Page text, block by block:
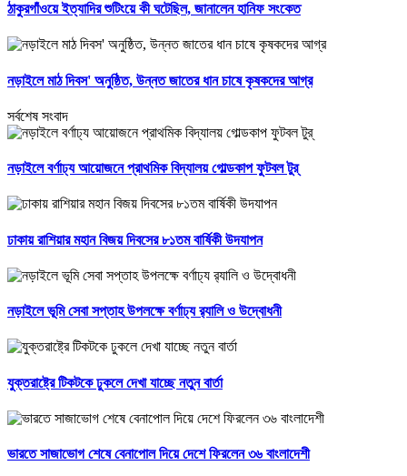
ঠাকুরগাঁওয়ে ইত্যাদির শুটিংয়ে কী ঘটেছিল, জানালেন হানিফ সংকেত
নড়াইলে মাঠ দিবস' অনুষ্ঠিত, উন্নত জাতের ধান চাষে কৃষকদের আগ্র
সর্বশেষ সংবাদ
নড়াইলে বর্ণাঢ্য আয়োজনে প্রাথমিক বিদ্যালয় গোল্ডকাপ ফুটবল টুর্
ঢাকায় রাশিয়ার মহান বিজয় দিবসের ৮১তম বার্ষিকী উদযাপন
নড়াইলে ভূমি সেবা সপ্তাহ উপলক্ষে বর্ণাঢ্য র‌্যালি ও উদ্বোধনী
যুক্তরাষ্ট্রে টিকটকে ঢুকলে দেখা যাচ্ছে নতুন বার্তা
ভারতে সাজাভোগ শেষে বেনাপোল দিয়ে দেশে ফিরলেন ৩৬ বাংলাদেশী